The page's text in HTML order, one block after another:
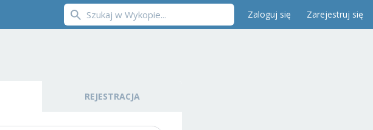
Zaloguj się Zarejestruj się
REJESTRACJA